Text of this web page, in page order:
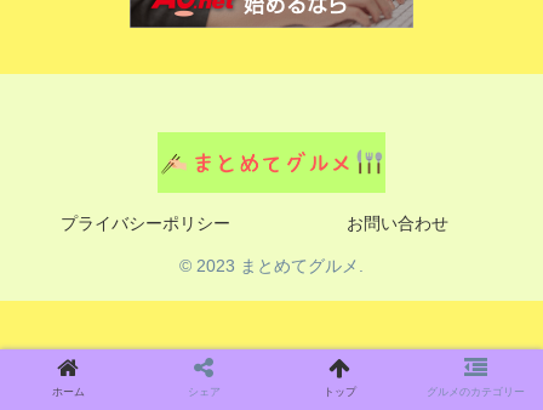
プライバシーポリシー お問い合わせ
© 2023 まとめてグルメ.
ホーム シェア トップ グルメのカテゴリー